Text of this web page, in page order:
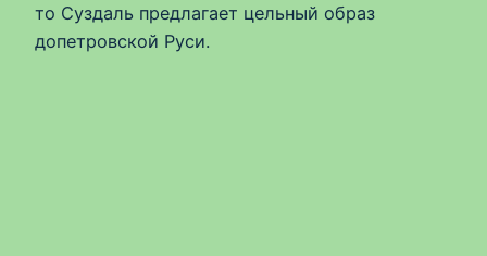
то Суздаль предлагает цельный образ
допетровской Руси.